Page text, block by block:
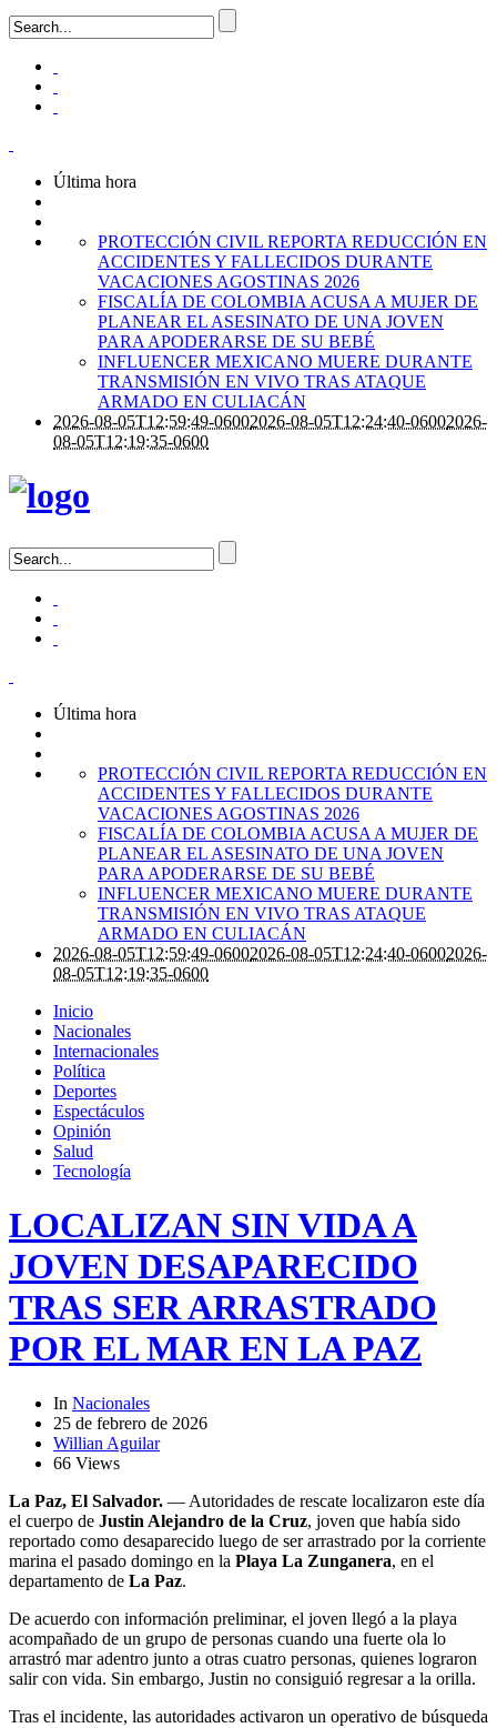
Última hora
PROTECCIÓN CIVIL REPORTA REDUCCIÓN EN
ACCIDENTES Y FALLECIDOS DURANTE
VACACIONES AGOSTINAS 2026
FISCALÍA DE COLOMBIA ACUSA A MUJER DE
PLANEAR EL ASESINATO DE UNA JOVEN
PARA APODERARSE DE SU BEBÉ
INFLUENCER MEXICANO MUERE DURANTE
TRANSMISIÓN EN VIVO TRAS ATAQUE
ARMADO EN CULIACÁN
2026-08-05T12:59:49-06002026-08-05T12:24:40-06002026-
08-05T12:19:35-0600
Última hora
PROTECCIÓN CIVIL REPORTA REDUCCIÓN EN
ACCIDENTES Y FALLECIDOS DURANTE
VACACIONES AGOSTINAS 2026
FISCALÍA DE COLOMBIA ACUSA A MUJER DE
PLANEAR EL ASESINATO DE UNA JOVEN
PARA APODERARSE DE SU BEBÉ
INFLUENCER MEXICANO MUERE DURANTE
TRANSMISIÓN EN VIVO TRAS ATAQUE
ARMADO EN CULIACÁN
2026-08-05T12:59:49-06002026-08-05T12:24:40-06002026-
08-05T12:19:35-0600
Inicio
Nacionales
Internacionales
Política
Deportes
Espectáculos
Opinión
Salud
Tecnología
LOCALIZAN SIN VIDA A
JOVEN DESAPARECIDO
TRAS SER ARRASTRADO
POR EL MAR EN LA PAZ
In Nacionales
25 de febrero de 2026
Willian Aguilar
66 Views
La Paz, El Salvador. — Autoridades de rescate localizaron este día
el cuerpo de Justin Alejandro de la Cruz, joven que había sido
reportado como desaparecido luego de ser arrastrado por la corriente
marina el pasado domingo en la Playa La Zunganera, en el
departamento de La Paz.
De acuerdo con información preliminar, el joven llegó a la playa
acompañado de un grupo de personas cuando una fuerte ola lo
arrastró mar adentro junto a otras cuatro personas, quienes lograron
salir con vida. Sin embargo, Justin no consiguió regresar a la orilla.
Tras el incidente, las autoridades activaron un operativo de búsqueda